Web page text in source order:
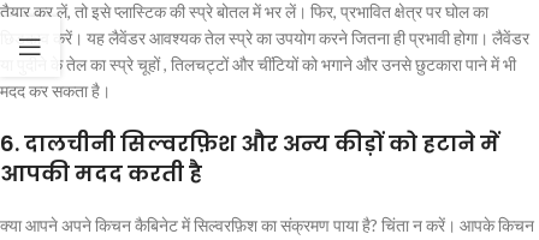
तैयार कर लें, तो इसे प्लास्टिक की स्प्रे बोतल में भर लें। फिर, प्रभावित क्षेत्र पर घोल का
छिड़काव करें। यह लैवेंडर आवश्यक तेल स्प्रे का उपयोग करने जितना ही प्रभावी होगा। लैवेंडर
या पुदीने के तेल का स्प्रे चूहों , तिलचट्टों और चींटियों को भगाने और उनसे छुटकारा पाने में भी
मदद कर सकता है।
6. दालचीनी सिल्वरफ़िश और अन्य कीड़ों को हटाने में
आपकी मदद करती है
क्या आपने अपने किचन कैबिनेट में सिल्वरफ़िश का संक्रमण पाया है? चिंता न करें। आपके किचन